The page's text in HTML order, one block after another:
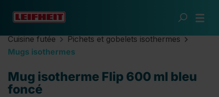
Passer au contenu principal
Cuisine futée
Pichets et gobelets isothermes
Mugs isothermes
Mug isotherme Flip 600 ml bleu
foncé